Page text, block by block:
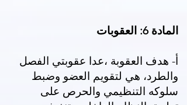
المادة 6: العقوبات
أ- هدف العقوبة ،عدا عقوبتي الفصل
والطرد، هي لتقويم العضو وضبط
سلوكه التنظيمي والحرص على